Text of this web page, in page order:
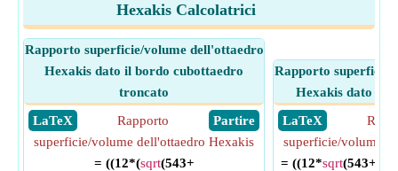
Hexakis Calcolatrici
Rapporto superficie/volume dell'ottaedro
Hexakis dato il bordo cubottaedro
troncato
​ LaTeX
​ Partire
Rapporto
superficie/volume dell'ottaedro Hexakis
= ((12*(sqrt(543+
Rapporto
Hexakis dato il
​ LaTeX
superficie/volume
= ((12*sqrt